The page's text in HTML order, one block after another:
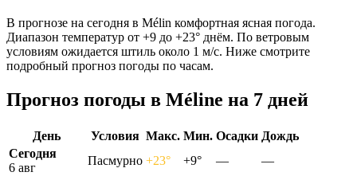
В прогнозе на сегодня в Mélin комфортная ясная погода.
Диапазон температур от +9 до +23° днём. По ветровым
условиям ожидается штиль около 1 м/с. Ниже смотрите
подробный прогноз погоды по часам.
Прогноз погоды в Mélinе на 7 дней
День Условия Макс. Мин. Осадки Дождь
Сегодня
6 авг
Пасмурно +23° +9° —
—